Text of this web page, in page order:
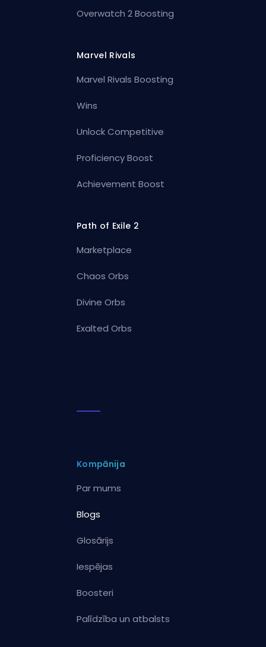
Overwatch 2 Boosting
Marvel Rivals
Marvel Rivals Boosting
Wins
Unlock Competitive
Proficiency Boost
Achievement Boost
Path of Exile 2
Marketplace
Chaos Orbs
Divine Orbs
Exalted Orbs
Kompānija
Par mums
Blogs
Glosārijs
Iespējas
Boosteri
Palīdzība un atbalsts